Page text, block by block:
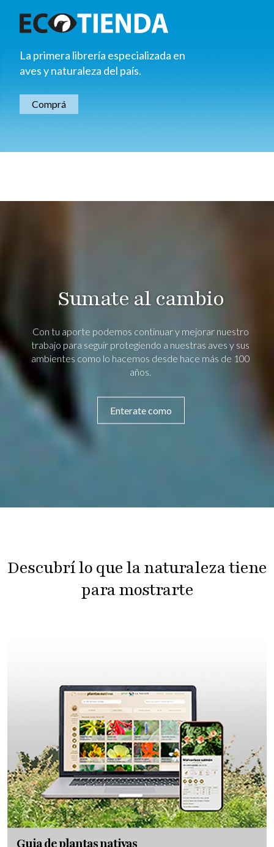
La primera librería especializada en
aves y naturaleza del país.
Comprá
Sumate al cambio
Con tu aporte podemos continuar y mejorar nuestro
trabajo para seguir protegiendo a nuestras aves y sus
ambientes como lo hacemos desde hace más de 100
años.
Enterate como
Descubrí lo que la naturaleza tiene
para mostrarte